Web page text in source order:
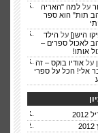
על למה "האריה
תות" הוא ספר
הישן] על הילד
לאכול ספרים –
אותו!
על אודיו בוקס – זה
אלי! הכל על ספרי